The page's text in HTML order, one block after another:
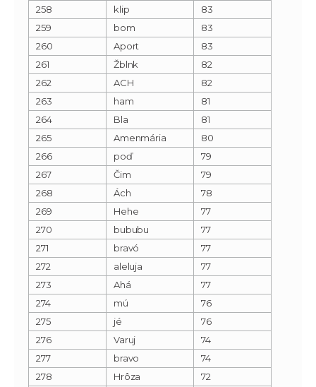
258
klip
83
259
bom
83
260
Aport
83
261
Žblnk
82
262
ACH
82
263
ham
81
264
Bla
81
265
Amenmária
80
266
poď
79
267
Čim
79
268
Ách
78
269
Hehe
77
270
bububu
77
271
bravó
77
272
aleluja
77
273
Ahá
77
274
mú
76
275
jé
76
276
Varuj
74
277
bravo
74
278
Hrôza
72